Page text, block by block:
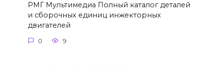
РМГ Мультимедиа Полный каталог деталей
и сборочных единиц инжекторных
двигателей
0 9